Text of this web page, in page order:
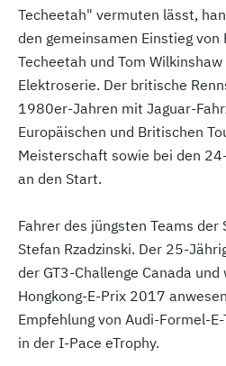
Techeetah" vermuten lässt,
den gemeinsamen Einstieg von
Techeetah und Tom Wilkinshaw
Elektroserie. Der britische
1980er-Jahren mit Jaguar-
Europäischen und Britischen
Meisterschaft sowie bei den
an den Start.
Fahrer des jüngsten Teams
Stefan Rzadzinski. Der 25-
der GT3-Challenge Canada
Hongkong-E-Prix 2017
Empfehlung von Audi-Formel-
in der I-Pace eTrophy.